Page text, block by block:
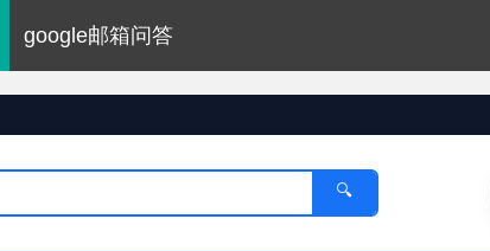
google邮箱问答